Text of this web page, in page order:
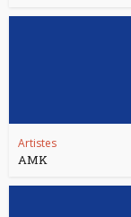
Artistes
AMK